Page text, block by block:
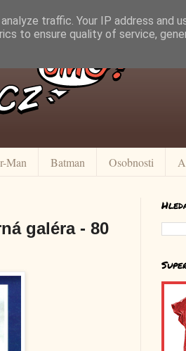
Man Batman Osobnosti
galéra - 80
traffic. Your IP address and
to ensure quality of service,